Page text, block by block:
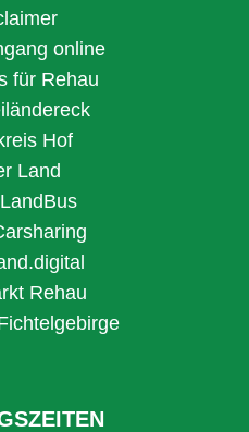
online
für Rehau
Hof
Land
Rehau